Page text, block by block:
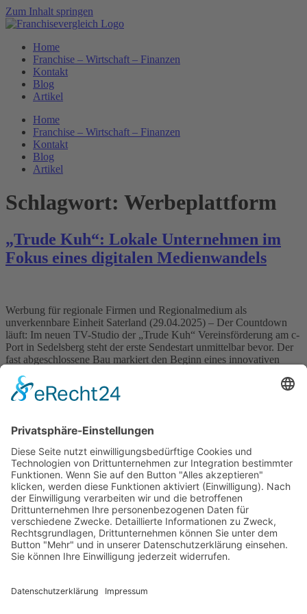
Zum Inhalt springen
Home
Franchise – Wirtschaft – Finanzen
Kontakt
Blog
Artikel
Home
Franchise – Wirtschaft – Finanzen
Kontakt
Blog
Artikel
Schlagwort: Werbeplattform
„Trude Kuh“: Lokale Unternehmen im
Fokus eines digitalen Medienwandels
Werbung für regionale Firmen und Regionalmedium als
unverkennbare Einheit Saterland (29.04.2025) – Der Countdown
läuft: Im neuen TV-Studio der „Trude Kuh“ Vereinsförderung am c-
Port in Sedelsberg steht der erste Sendestart unmittelbar bevor. Der
fast abgeschlossene Bau markiert den Beginn eines innovativen
Deutschlands eine moderne Plattform bietet, um sichtbar, relevant
[…]
Impressum
Datenschutz
Kooperation
Werbung
Presse- und Öffentlichkeitsarbeit
Aktuelles
Themenwelt